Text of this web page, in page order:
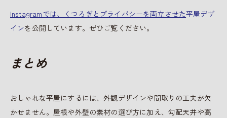
Instagramでは、くつろぎとプライバシーを両立させた平屋デザ
インを公開しています。ぜひご覧ください。
まとめ
おしゃれな平屋にするには、外観デザインや間取りの工夫が欠
かせません。屋根や外壁の素材の選び方に加え、勾配天井や高